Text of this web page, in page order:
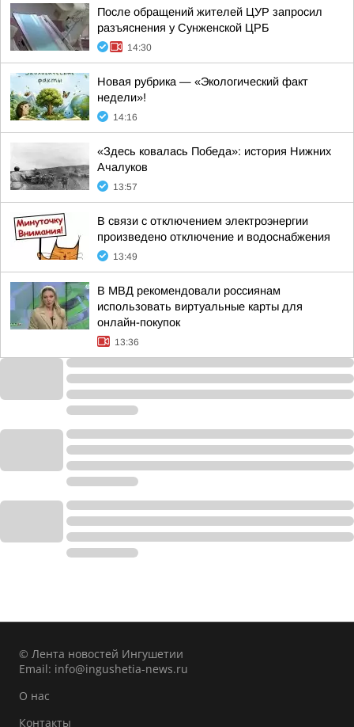
После обращений жителей ЦУР запросил
разъяснения у Сунженской ЦРБ
14:30
Новая рубрика — «Экологический факт
недели»!
14:16
«Здесь ковалась Победа»: история Нижних
Ачалуков
13:57
В связи с отключением электроэнергии
произведено отключение и водоснабжения
13:49
В МВД рекомендовали россиянам
использовать виртуальные карты для
онлайн-покупок
13:36
© Лента новостей Ингушетии
Email: info@ingushetia-news.ru
О нас
Контакты